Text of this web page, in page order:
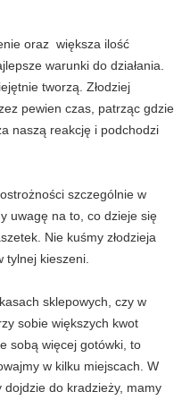
oraz większa ilość
warunki do działania.
tworzą. Złodziej
pewien czas, patrząc gdzie
naszą reakcję i podchodzi
szczególnie w
uwagę na to, co dzieje się
Nie kuśmy złodzieja
tylnej kieszeni.
sklepowych, czy w
sobie większych kwot
sobą więcej gotówki, to
w kilku miejscach. W
do kradzieży, mamy